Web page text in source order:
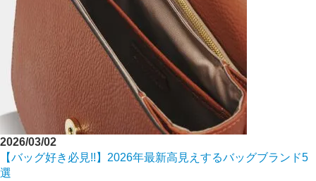
2026/03/02
【バッグ好き必見!!】2026年最新高見えするバッグブランド5
選